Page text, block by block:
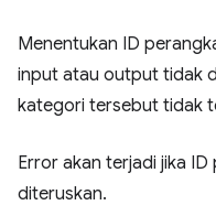
Menentukan ID
input atau output tidak
kategori tersebut tidak
Error akan terjadi jika
diteruskan.